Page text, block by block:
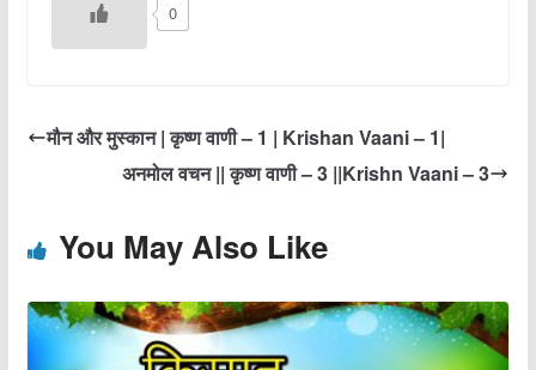
0
मौन और मुस्कान | कृष्ण वाणी – 1 | Krishan Vaani – 1|
अनमोल वचन || कृष्ण वाणी – 3 ||Krishn Vaani – 3
You May Also Like